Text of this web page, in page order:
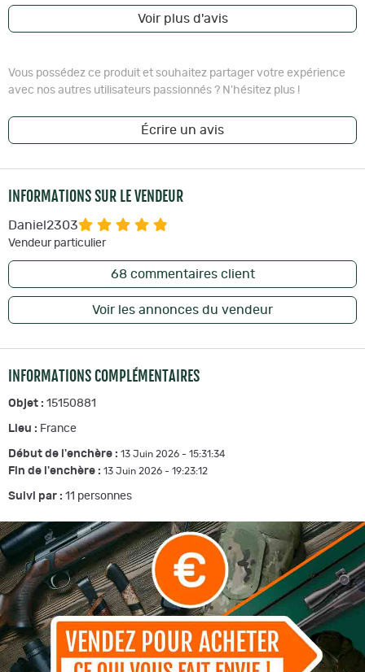
Voir plus d'avis
Vous possédez ce produit et souhaitez partager votre expérience
avec nos autres utilisateurs passionnés ? N'hésitez plus !
Écrire un avis
INFORMATIONS SUR LE VENDEUR
Daniel2303
Vendeur particulier
68commentaires client
Voir les annonces du vendeur
INFORMATIONS COMPLÉMENTAIRES
Objet : 15150881
Lieu : France
Début de l'enchère : 13 Juin 2026 - 15:31:34
Fin de l'enchère : 13 Juin 2026 - 19:23:12
Suivi par : 11 personnes